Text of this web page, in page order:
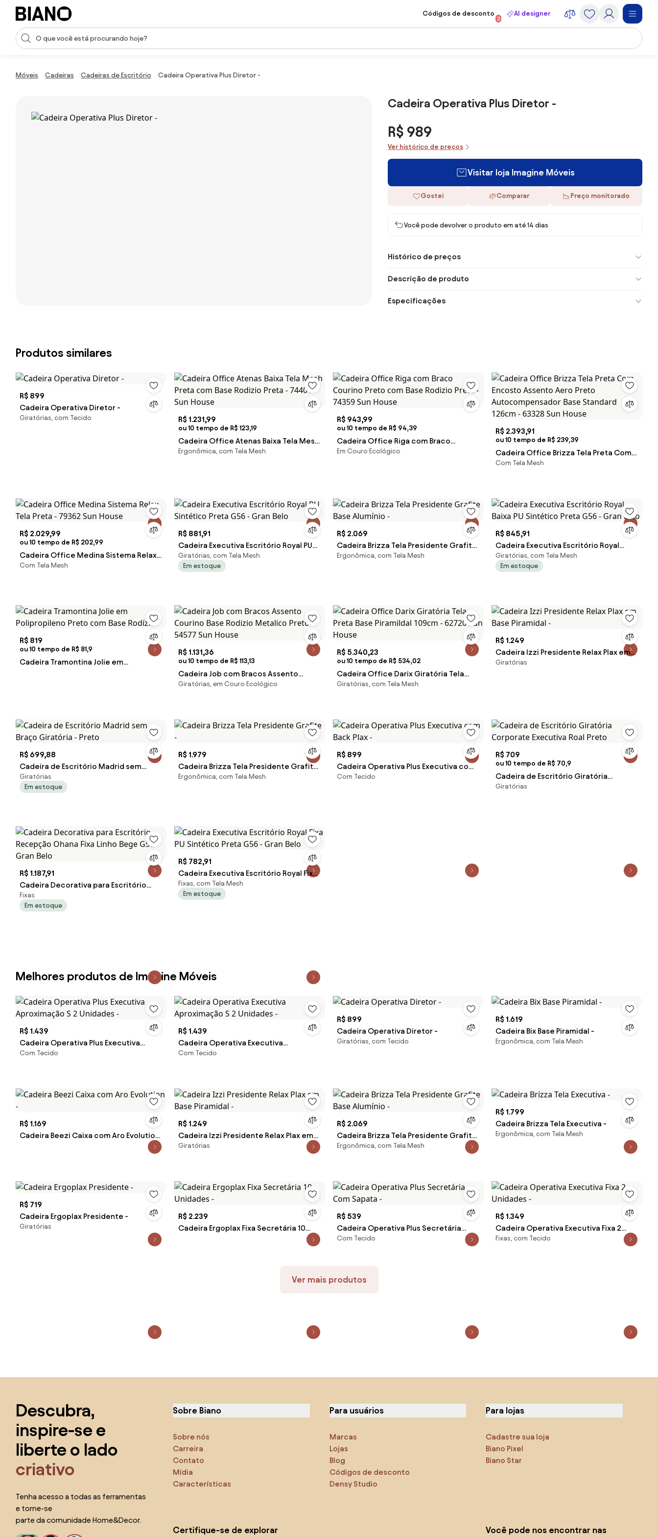
Saltar para o conteúdo
Entrada de pesquisa
Códigos de desconto
3
AI designer
Móveis Cadeiras Cadeiras de Escritório Cadeira Operativa Plus Diretor -
Cadeira Operativa Plus Diretor -
R$ 989
Ver histórico de preços
Visitar loja Imagine Móveis
Gostei Comparar Preço monitorado
Você pode devolver o produto em até 14 dias
Histórico de preços
Descrição de produto
Especificações
Produtos similares
R$ 899
Cadeira Operativa Diretor -
Giratórias, com Tecido R$ 1.231,99
ou 10 tempo de R$ 123,19
Cadeira Office Atenas Baixa Tela Mesh
Preta com Base Rodizio Preta - 74401
Ergonômica, com Tela Mesh
R$ 943,99
ou 10 tempo de R$ 94,39
Cadeira Office Riga com Braco
Courino Preto com Base Rodizio Preta -
Em Couro Ecológico
R$ 2.393,91
ou 10 tempo de R$ 239,39
Cadeira Office Brizza Tela Preta Com
Encosto Assento Aero Preto
Com Tela Mesh
R$ 2.029,99
ou 10 tempo de R$ 202,99
Cadeira Office Medina Sistema Relax
Tela Preta - 79362 Sun House
Com Tela Mesh
R$ 881,91
Cadeira Executiva Escritório Royal PU
Sintético Preta G56 - Gran Belo
Giratórias, com Tela Mesh
Em estoque
R$ 2.069
Cadeira Brizza Tela Presidente Grafite
Base Alumínio -
Ergonômica, com Tela Mesh
R$ 845,91
Cadeira Executiva Escritório Royal
Baixa PU Sintético Preta G56 - Gran
Belo
Giratórias, com Tela Mesh
Em estoque
R$ 819
ou 10 tempo de R$ 81,9
Cadeira Tramontina Jolie em
R$ 1.131,36
ou 10 tempo de R$ 113,13
Cadeira Job com Bracos Assento
Courino Base Rodizio Metalico Preto -
Giratórias, em Couro Ecológico
R$ 5.340,23
ou 10 tempo de R$ 534,02
Cadeira Office Darix Giratória Tela
Preta Base Piramildal 109cm - 62720
Giratórias, com Tela Mesh
R$ 1.249
Cadeira Izzi Presidente Relax Plax em
Base Piramidal -
Giratórias
R$ 699,88
Cadeira de Escritório Madrid sem
Braço Giratória - Preto
Giratórias
Em estoque
R$ 1.979
Cadeira Brizza Tela Presidente Grafite
-Ergonômica, com Tela Mesh
R$ 899
Cadeira Operativa Plus Executiva com
Back Plax -
Com Tecido
R$ 709
ou 10 tempo de R$ 70,9
Cadeira de Escritório Giratória
Corporate Executiva Roal Preto
Giratórias
R$ 1.187,91
Cadeira Decorativa para Escritório
Recepção Ohana Fixa Linho Bege G56 -
Gran Belo
Fixas
Em estoque
R$ 782,91
Cadeira Executiva Escritório Royal Fixa
PU Sintético Preta G56 - Gran Belo
Fixas, com Tela Mesh
Em estoque
Melhores produtos de Imagine Móveis
R$ 1.439
Cadeira Operativa Plus Executiva
Aproximação S 2 Unidades -
Com Tecido
R$ 1.439
Cadeira Operativa Executiva
Aproximação S 2 Unidades -
Com Tecido
R$ 899
Cadeira Operativa Diretor -
Giratórias, com Tecido
R$ 1.619
Cadeira Bix Base Piramidal -
Ergonômica, com Tela Mesh
R$ 1.169
Cadeira Beezi Caixa com Aro Evolution
R$ 1.249
Cadeira Izzi Presidente Relax Plax em
Base Piramidal -
Giratórias
R$ 2.069
Cadeira Brizza Tela Presidente Grafite
Base Alumínio -
Ergonômica, com Tela Mesh
R$ 1.799
Cadeira Brizza Tela Executiva -
Ergonômica, com Tela Mesh
R$ 719
Cadeira Ergoplax Presidente -
Giratórias
R$ 2.239
Cadeira Ergoplax Fixa Secretária 10
R$ 539
Cadeira Operativa Plus Secretária
Com Sapata -
Com Tecido
R$ 1.349
Cadeira Operativa Executiva Fixa 2
Unidades -
Fixas, com Tecido
Ver mais produtos
Descubra,
inspire-se e
liberte o lado
criativo
Tenha acesso a todas as ferramentas
e torne-se
parte da comunidade Home&Decor.
Sobre Biano
Sobre nós
Carreira
Contato
Mídia
Características
Para usuários
Marcas
Lojas
Blog
Códigos de desconto
Densy Studio
Para lojas
Cadastre sua loja
Biano Pixel
Biano Star
Certifique-se de explorar Você pode nos encontrar nas